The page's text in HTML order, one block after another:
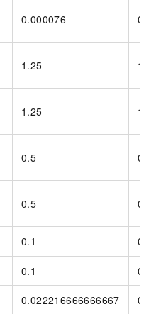
0.000076
1.25
1.25
0.5
0.5
0.1
0.1
0.022216666666667